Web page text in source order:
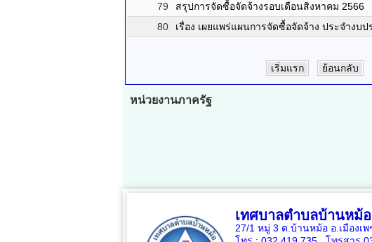
79
สรุปการจัดซื้อจัดจ้างรอบเดือนสิงหาคม 2566
80
เรื่อง เผยแพร่แผนการจัดซื้อจัดจ้าง ประจำงบ
เริ่มแรก
ย้อนกลับ
หน่วยงานภาครัฐ
เทศบาลตำบลบ้านหม้อ
27/1 หมู่ 3 ต.บ้านหม้อ อ.เมืองเ